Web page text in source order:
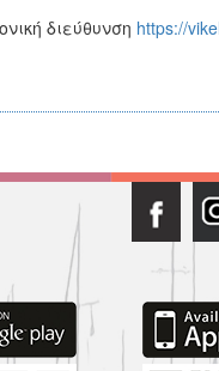
διεύθυνση https://